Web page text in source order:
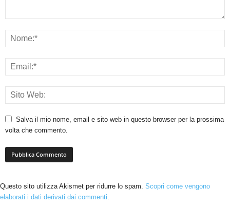
Salva il mio nome, email e sito web in questo browser per la prossima
volta che commento.
Questo sito utilizza Akismet per ridurre lo spam. Scopri come vengono
elaborati i dati derivati dai commenti.